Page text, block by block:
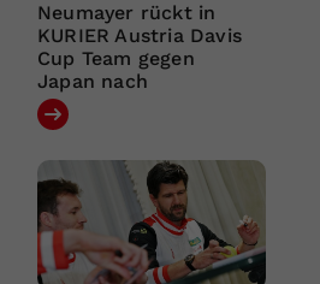
Neumayer rückt in
KURIER Austria Davis
Cup Team gegen
Japan nach